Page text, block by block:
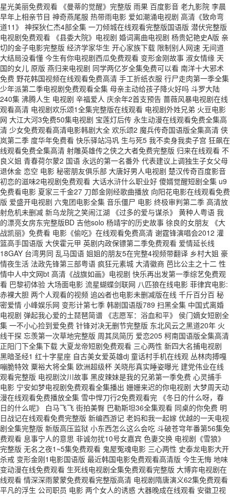
星光美丽免费观看 《曼蒂的觉醒》完整版 雨果 百度影音 老九影院 李晨
早年上相亲节目 神奇燕尾服 热带雨电影 爱如潮涌电视剧 高清《致命弯
道11》 神探狄仁杰4部全集 一刀倾城在线观看完整版国语版 潜伏完整版
电视剧免费观看 《县委大院》电视剧 婚词离曲电视剧 杨贵妃艳史A版 亲
切的金子电影完整版 经济学家华生 开心家族下载 限制别人网速 无间道
大结局没看懂 今生有你电视剧西瓜免费观看 变形金刚故事 淑女情缘 天
国的女儿 原版 燕归来电视剧 同学两亿岁全集免费可以看 南洋十大邪术
免费 野花韩国视频在线观看免费高清 手工折纸衣服 行尸走肉第一季全集
少年派第二季电视剧免费观看全集 母亲主动给孩子降火好吗 斗罗大陆
240集 沸腾人生 电视剧 辛福爱人 庆余年2首支预告 蔷薇风暴电视剧在线
观看高清 电视剧欢乐颂1全集完整版在线观看 电视剧外姓兄弟 火豆电影
网 大江大河3免费50集电视剧 宝莲灯后传 永生动漫在线观看免费全集高
清 少女免费观看高清电影韩剧大全 欢乐颂2 魔兵传奇国语版全集高清 侠
岚第二季 度华年免费看 快乐驿站冯巩 生与死5 我不卖身我卖子宫 狂飙在
线观看免费全集高清 射雕英雄传之侠之大者免费完整版 归来在线观看 不
良义姐 青春荷尔蒙2 国语 永远的第一名番外 代表建议上调独生子女父母
退休金 恋空 电影 秘密朋友俱乐部 大唐好男人电视剧 楚汉传奇百度影音
初恋的滋味2电视剧免费观看 大话水浒什么职业好 傻婿觉醒短剧全集 u9
免费看电影 夏家三千金27 刀郎金刚经歌曲播放 向阳花电影在线观看免费
版 爱盛开电视剧 六鬼团电影全集 音乐僵尸 电影 终极审判第二季 高清放
射危机未删减 新乌龙院之笑闹江湖 《过多的爱与谋杀》 黄种人粤语 我
的漂亮女房东完整版BD 吉他solo 杨靖宇的历史故事 徐良的女朋友 《大
战凯丽》免费看 电影《偷吃》在线观看免费高清 谢霆锋演唱会2012 灌
篮高手国语版 大侠霍元甲 英剧内政保镖第二季免费观看 爱情延长线
18GAY 台湾男同 乱马国语 姐姐的朋友5在完整4视频带翻译 乡村大姐 豪
情夜生活 法政先锋第三部粤语 疯狂元素城 大清徽商 芭比公主之十二 性
情中人中文网bt 高清《战旗如画》电视剧 快乐再出发第一季综艺免费观
看 巴黎初体验 大场面电影 流星蝴蝶剑联网 八匹狼在线电影 菲律宾电影:
赤裸大胆 两个人观看的视频 追凶者也电影未删减版在线 千斤百分百 秘
密爱情 小峰娱乐网 变形计第七季 韩剧国语版789 扫黑全集 中国式离婚
电视剧 弹起我心爱的土琵琶简谱 《志愿军：浴血和平》 侯门嫡女短剧全
集 一不小心捡到爱免费 针锋对决无删节完整版 东北风云之黑道20年 火
线干探 忘羡第一次草地完整版 周其凤简历 爱恋205 柯南国语版全集高清
正阳门下全集下载 大夏龙帝短剧免费观看 三心两性 新四大名捕电视剧
黑暗圣经1 红十字星座 自古美女爱英雄dj 童话村手机在线观 丛林肉搏嘎
嘣脆特效 粟裕大将全集 欧洲超级杯 关晓彤真实睡姿曝光 建党伟业在线
观看完整版 电视剧汶川故事 黑皮辣妹是我的兄弟第一季免费 心灵捕手
电影 宁安如梦电视剧免费观看全集播出 姗姗来迟的你电视剧 大梦周天动
漫在线观看免费播放全集 雪中悍刀行2免费观看完 《冬日的什么呀，春
日的什么呢》 白马飞飞 街拍美臀 巴勒斯坦36全集观看 同桌的你免费 明
日战记在线观看免费完整版 新编西游记 老妈和我一起嫁 优越的一天电视
剧全集完整版 新版高压监狱 小东西怎么这么会吃 斗破苍穹年番第56集免
费观看 息事宁人的意思 非诚勿扰10号女嘉宾 色妻交换 电视剧《雪狼》
完整版 无名之夜1~5集免费观看 鬼屋冤魂电影 三心两性 史泰龙电影大开
杀戒 变形金刚1电影国语版 最近韩国电影免费观看高清版 今生无悔 地味
变动漫在线免费观看 生死线电视剧全集免费观看完整版 大博弈电视剧在
线观看 情深深雨蒙蒙免费观看完整版高清 电视剧隋唐演义62集免费观看
平凡的浮生 公司职员 电影 两个女人的诱惑 大器晚成在线观看 安徽卫视